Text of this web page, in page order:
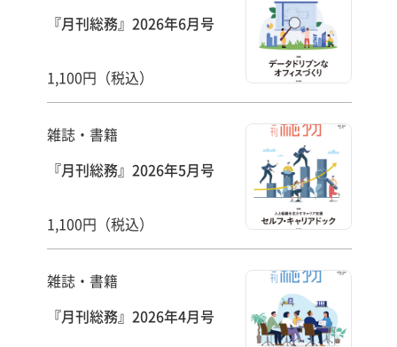
『月刊総務』2026年6月号
1,100円（税込）
雑誌・書籍
『月刊総務』2026年5月号
1,100円（税込）
雑誌・書籍
『月刊総務』2026年4月号